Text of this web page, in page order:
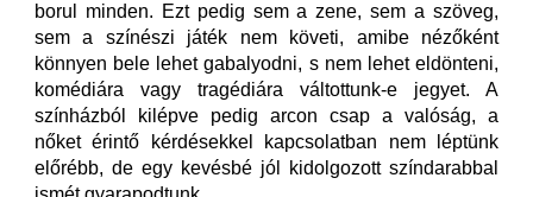
borul minden. Ezt pedig sem a zene, sem a szöveg,
sem a színészi játék nem követi, amibe nézőként
könnyen bele lehet gabalyodni, s nem lehet eldönteni,
komédiára vagy tragédiára váltottunk-e jegyet. A
színházból kilépve pedig arcon csap a valóság, a
nőket érintő kérdésekkel kapcsolatban nem léptünk
előrébb, de egy kevésbé jól kidolgozott színdarabbal